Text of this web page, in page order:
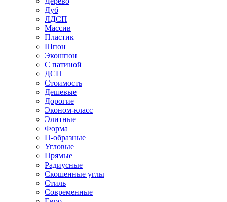
Дуб
ЛДСП
Массив
Пластик
Шпон
Экошпон
С патиной
ДСП
Стоимость
Дешевые
Дорогие
Эконом-класс
Элитные
Форма
П-образные
Угловые
Прямые
Радиусные
Скошенные углы
Стиль
Современные